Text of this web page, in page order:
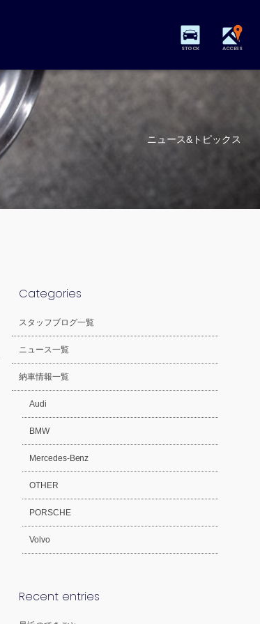
STOCK ACCESS
ニュース&トピックス
Categories
スタッフブログ一覧
ニュース一覧
納車情報一覧
Audi
BMW
Mercedes-Benz
OTHER
PORSCHE
Volvo
Recent entries